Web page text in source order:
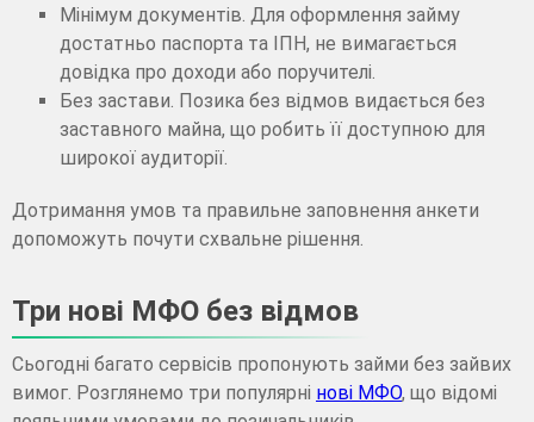
Мінімум документів. Для оформлення займу
достатньо паспорта та ІПН, не вимагається
довідка про доходи або поручителі.
Без застави. Позика без відмов видається без
заставного майна, що робить її доступною для
широкої аудиторії.
Дотримання умов та правильне заповнення анкети
допоможуть почути схвальне рішення.
Три нові МФО без відмов
Сьогодні багато сервісів пропонують займи без зайвих
вимог. Розглянемо три популярні нові МФО, що відомі